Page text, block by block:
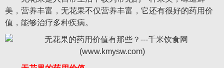
美，营养丰富，无花果不仅营养丰富，它还有很好的药用价
值，能够治疗多种疾病。